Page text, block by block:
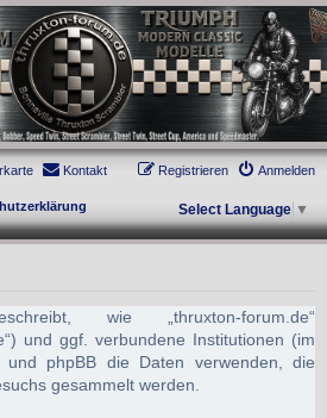
Triumph Modern Classic Modelle. Das Forum für
ab BJ 2001. Triumph Bonneville, Thruxton,
Scrambler, Street Twin, Street Cup, America
Kontakt Anmelden
Registrieren
Select Language ▼
wie „thruxton-forum.de“
und ggf. verbundene Institutionen (im
und phpBB die Daten verwenden, die
gesammelt werden.